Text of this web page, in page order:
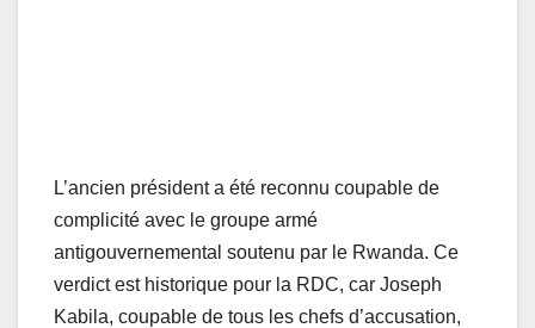
L’ancien président a été reconnu coupable de
complicité avec le groupe armé
antigouvernemental soutenu par le Rwanda. Ce
verdict est historique pour la RDC, car Joseph
Kabila, coupable de tous les chefs d’accusation,